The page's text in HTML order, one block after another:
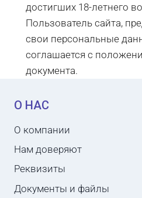
достигших 18-летнего
Пользователь сайта,
свои персональные
соглашается с
документа.
О НАС
О компании
Нам доверяют
Реквизиты
Документы и файлы